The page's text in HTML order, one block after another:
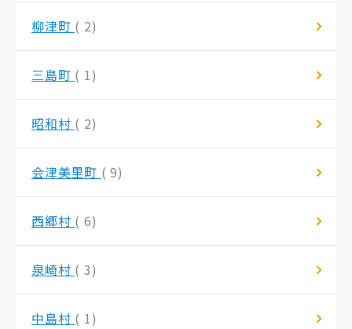
柳津町 ( 2)
三島町 ( 1)
昭和村 ( 2)
会津美里町 ( 9)
西郷村 ( 6)
泉崎村 ( 3)
中島村 ( 1)